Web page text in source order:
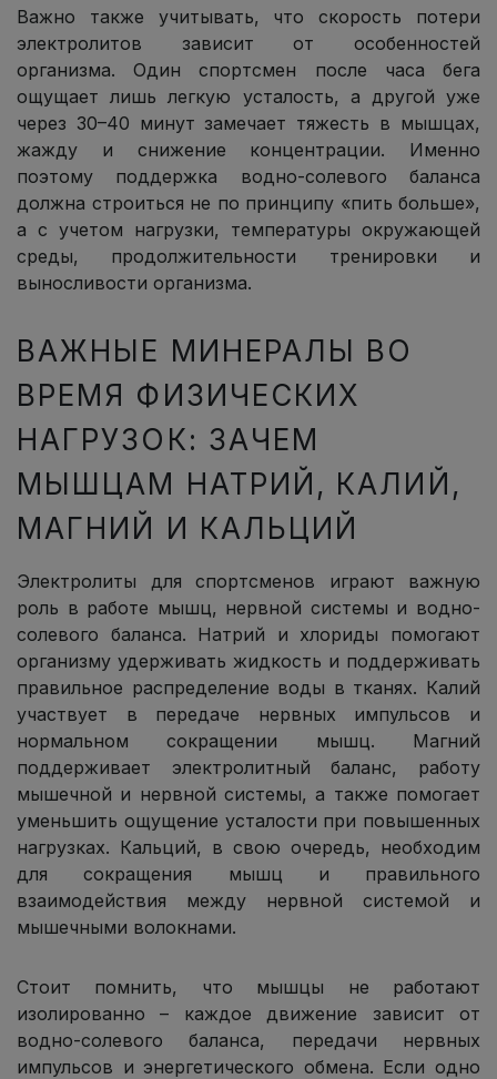
Важно также учитывать, что скорость потери
электролитов зависит от особенностей
организма. Один спортсмен после часа бега
ощущает лишь легкую усталость, а другой уже
через 30–40 минут замечает тяжесть в мышцах,
жажду и снижение концентрации. Именно
поэтому поддержка водно-солевого баланса
должна строиться не по принципу «пить больше»,
а с учетом нагрузки, температуры окружающей
среды, продолжительности тренировки и
выносливости организма.
ВАЖНЫЕ МИНЕРАЛЫ ВО
ВРЕМЯ ФИЗИЧЕСКИХ
НАГРУЗОК: ЗАЧЕМ
МЫШЦАМ НАТРИЙ, КАЛИЙ,
МАГНИЙ И КАЛЬЦИЙ
Электролиты для спортсменов играют важную
роль в работе мышц, нервной системы и водно-
солевого баланса. Натрий и хлориды помогают
организму удерживать жидкость и поддерживать
правильное распределение воды в тканях. Калий
участвует в передаче нервных импульсов и
нормальном сокращении мышц. Магний
поддерживает электролитный баланс, работу
мышечной и нервной системы, а также помогает
уменьшить ощущение усталости при повышенных
нагрузках. Кальций, в свою очередь, необходим
для сокращения мышц и правильного
взаимодействия между нервной системой и
мышечными волокнами.
Стоит помнить, что мышцы не работают
изолированно – каждое движение зависит от
водно-солевого баланса, передачи нервных
импульсов и энергетического обмена. Если одно